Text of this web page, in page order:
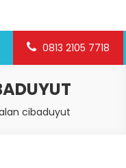
0813 2105 7718
cibaduyut